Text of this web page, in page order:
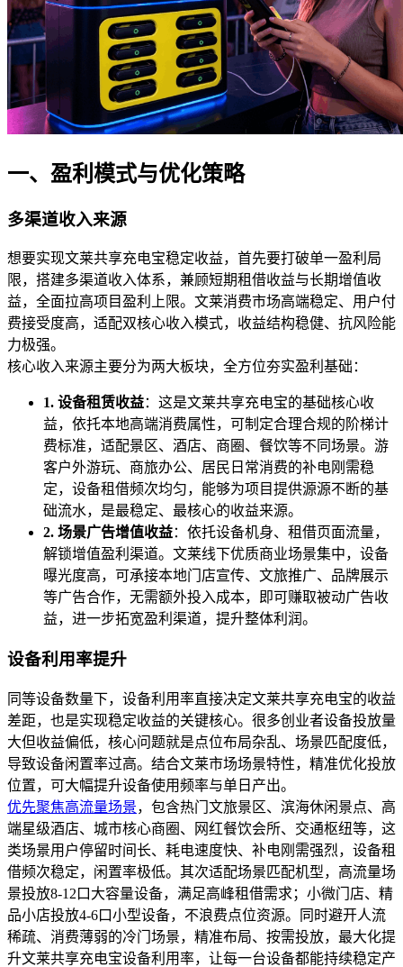
一、盈利模式与优化策略
多渠道收入来源
想要实现文莱共享充电宝稳定收益，首先要打破单一盈利局
限，搭建多渠道收入体系，兼顾短期租借收益与长期增值收
益，全面拉高项目盈利上限。文莱消费市场高端稳定、用户付
费接受度高，适配双核心收入模式，收益结构稳健、抗风险能
力极强。
核心收入来源主要分为两大板块，全方位夯实盈利基础：
1. 设备租赁收益：这是文莱共享充电宝的基础核心收
益，依托本地高端消费属性，可制定合理合规的阶梯计
费标准，适配景区、酒店、商圈、餐饮等不同场景。游
客户外游玩、商旅办公、居民日常消费的补电刚需稳
定，设备租借频次均匀，能够为项目提供源源不断的基
础流水，是最稳定、最核心的收益来源。
2. 场景广告增值收益：依托设备机身、租借页面流量，
解锁增值盈利渠道。文莱线下优质商业场景集中，设备
曝光度高，可承接本地门店宣传、文旅推广、品牌展示
等广告合作，无需额外投入成本，即可赚取被动广告收
益，进一步拓宽盈利渠道，提升整体利润。
设备利用率提升
同等设备数量下，设备利用率直接决定文莱共享充电宝的收益
差距，也是实现稳定收益的关键核心。很多创业者设备投放量
大但收益偏低，核心问题就是点位布局杂乱、场景匹配度低，
导致设备闲置率过高。结合文莱市场场景特性，精准优化投放
位置，可大幅提升设备使用频率与单日产出。
优先聚焦高流量场景，包含热门文旅景区、滨海休闲景点、高
端星级酒店、城市核心商圈、网红餐饮会所、交通枢纽等，这
类场景用户停留时间长、耗电速度快、补电刚需强烈，设备租
借频次稳定，闲置率极低。其次适配场景匹配机型，高流量场
景投放8-12口大容量设备，满足高峰租借需求；小微门店、精
品小店投放4-6口小型设备，不浪费点位资源。同时避开人流
稀疏、消费薄弱的冷门场景，精准布局、按需投放，最大化提
升文莱共享充电宝设备利用率，让每一台设备都能持续稳定产